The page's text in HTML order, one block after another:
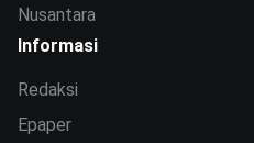
Nusantara
Informasi
Redaksi
Epaper